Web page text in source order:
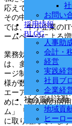
お問い
採用情報
BLOG
人事助
会計・
経営
実践経
社員ブ
企業経
社会貢献活動
地域貢
ヒーロ
応えできるように
その中で、グルー
では、中小企業の
ームページによる
業務効率化のため
は、多くのお客様
ージ制作どちらも
様が数多くいらっ
エーアイティ研究
めに、導入後の活
ム」「売り上げに
に取り組んでいま